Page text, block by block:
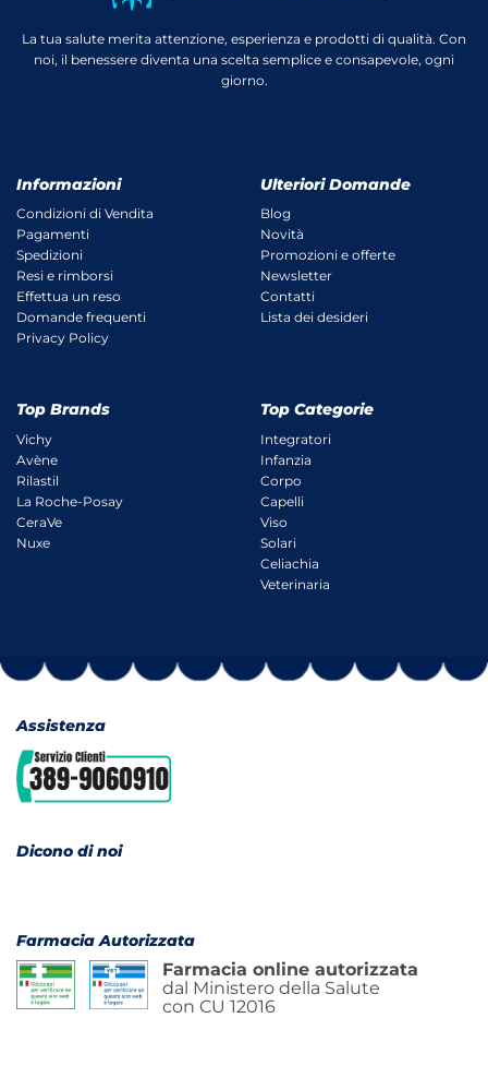
La tua salute merita attenzione, esperienza e prodotti di qualità. Con
noi, il benessere diventa una scelta semplice e consapevole, ogni
giorno.
Informazioni
Condizioni di Vendita
Pagamenti
Spedizioni
Resi e rimborsi
Effettua un reso
Domande frequenti
Privacy Policy
Ulteriori Domande
Blog
Novità
Promozioni e offerte
Newsletter
Contatti
Lista dei desideri
Top Brands
Vichy
Avène
Rilastil
La Roche-Posay
CeraVe
Nuxe
Top Categorie
Integratori
Infanzia
Corpo
Capelli
Viso
Solari
Celiachia
Veterinaria
Assistenza
Dicono di noi
Farmacia Autorizzata
Farmacia online autorizzata
dal Ministero della Salute
con CU 12016